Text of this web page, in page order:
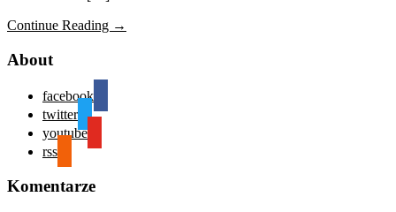
Continue Reading →
About
facebook
twitter
youtube
rss
Komentarze